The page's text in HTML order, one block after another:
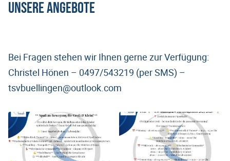
Unsere Angebote
Bei Fragen stehen wir Ihnen gerne zur Verfügung:
Christel Hönen – 0497/543219 (per SMS) –
tsvbuellingen@outlook.com